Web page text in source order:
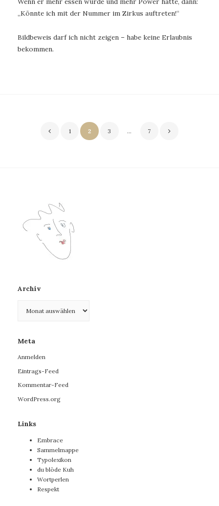
„Könnte ich mit der Nummer im Zirkus auftreten!“
Bildbeweis darf ich nicht zeigen – habe keine Erlaubnis
bekommen.
Seitennummerierung
1 2 3 … 7
Archiv
Meta
Anmelden
Eintrags-Feed
Kommentar-Feed
WordPress.org
Links
Embrace
Sammelmappe
Typolexikon
du blöde Kuh
Wortperlen
Respekt